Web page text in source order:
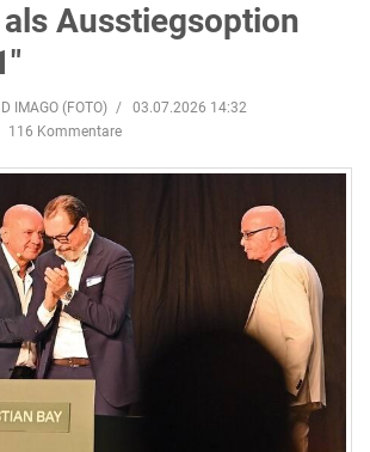
Ausstiegsoption
IMAGO (FOTO)
03.07.2026 14:32
116 Kommentare